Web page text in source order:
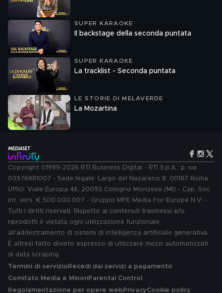
SUPER KARAOKE
Il backstage della seconda puntata
SUPER KARAOKE
La tracklist - Seconda puntata
LE STORIE DI MELAVERDE
La Mozartina
Copyright ©1999-2026 RTI Business Digital - RTI S.p.A.: p. iva
03976881007 - Sede legale: Largo del Nazareno 8, 00187 Roma.
Uffici: Viale Europa 46, 20093 Cologno Monzese (MI) - Cap. Soc.
int. vers. € 500.000.007 - Gruppo MFE Media For Europe N.V. -
Tutti i diritti riservati. Rispetto ai contenuti trasmessi e/o
riprodotti è vietata ogni utilizzazione funzionale
all'addestramento di sistemi di intelligenza artificiale generativa.
È altresì fatto divieto espresso di utilizzare mezzi automatizzati
di data scraping.
Termini di servizio Recedi dai servizi a pagamento
Comitato Media e MinoriParental Control
Regolamentazione per opere web PrivacyCookie policy